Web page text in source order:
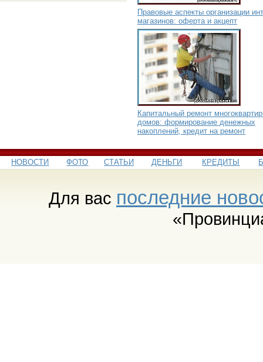
Правовые аспекты организации
магазинов: оферта и акцепт
Капитальный ремонт
домов: формирование денежных
накоплений, кредит на ремонт
НОВОСТИ ФОТО СТАТЬИ ДЕНЬГИ КРЕДИТЫ
Для вас последние